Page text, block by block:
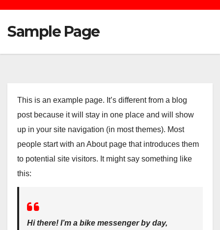
Sample Page
This is an example page. It’s different from a blog
post because it will stay in one place and will show
up in your site navigation (in most themes). Most
people start with an About page that introduces them
to potential site visitors. It might say something like
this:
Hi there! I’m a bike messenger by day,